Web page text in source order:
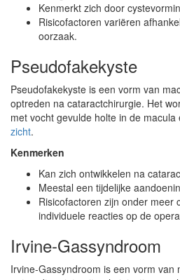
Kenmerkt zich door
Risicofactoren variëren
oorzaak.
Pseudofakekyste
Pseudofakekyste is een vorm van
optreden na cataractchirurgie. Het
met vocht gevulde holte in de
zicht.
Kenmerken
Kan zich ontwikkelen na
Meestal een tijdelijke
Risicofactoren zijn onder meer
individuele reacties op de
Irvine-Gassyndroom
Irvine-Gassyndroom is een vorm van